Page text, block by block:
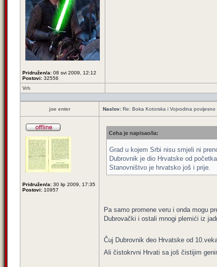
Pridružen/a: 08 svi 2009, 12:12
Postovi: 32556
Vrh
joe enter Naslov: Re: Boka Kotorska i Vojvodina povijesno
Pridružen/a: 30 lip 2009, 17:35
Postovi: 10957
Ceha je napisao/la:
Grad u kojem Srbi nisu smjeli ni
Dubrovnik je dio Hrvatske od
Stanovništvo je hrvatsko još i prije.
Pa samo promene veru i onda mogu
Dubrovački i ostali mnogi plemići iz
Čuj Dubrovnik deo Hrvatske od
Ali čistokrvni Hrvati sa još čistijim